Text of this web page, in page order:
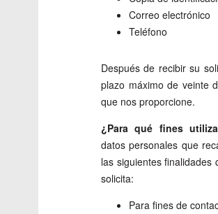
Correo electrónico
Teléfono
Después de recibir su
plazo máximo de veinte
que nos proporcione.
¿Para qué fines
datos personales que
las siguientes
solicita:
Para fines de